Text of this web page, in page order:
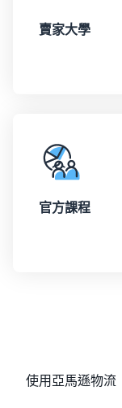
賣家大學
官方課程
使用亞馬遜物流